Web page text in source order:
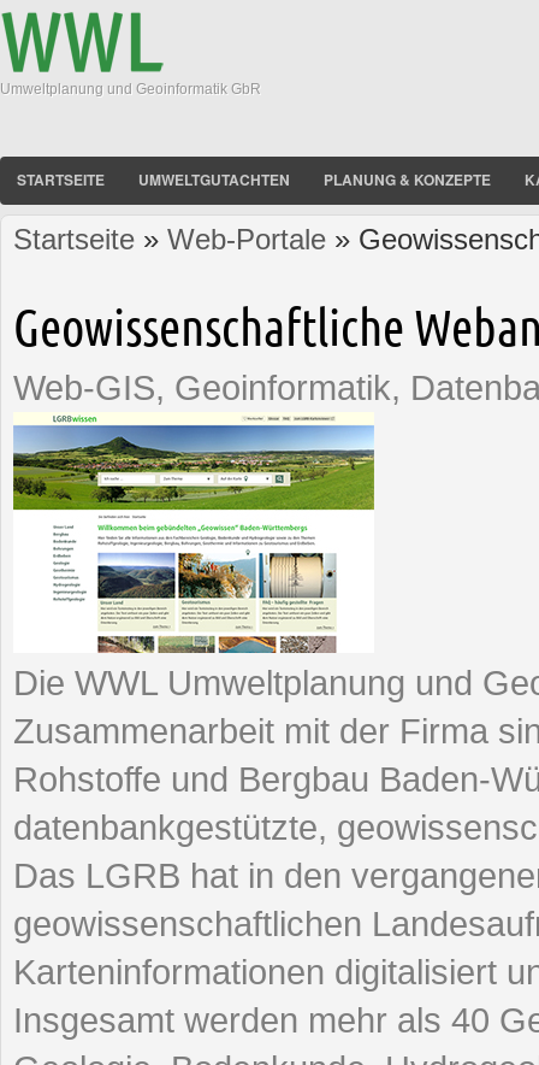
Umweltplanung und Geoinformatik GbR
STARTSEITE UMWELTGUTACHTEN PLANUNG & KONZEPTE
Sie sind hier
Startseite » Web-Portale »
Geowissenschaftliche
Web-GIS, Geoinformatik,
Die WWL Umweltplanung und
Zusammenarbeit mit der Firma
Rohstoffe und Bergbau Baden-
datenbankgestützte,
Das LGRB hat in den
geowissenschaftlichen
Karteninformationen digitalisiert
Insgesamt werden mehr als 40